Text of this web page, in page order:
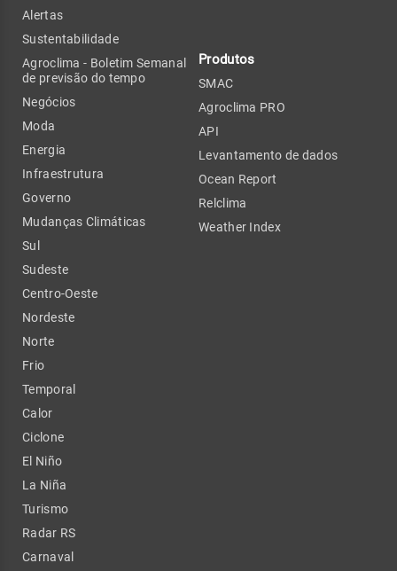
Alertas
Sustentabilidade
Agroclima - Boletim Semanal
de previsão do tempo
Negócios
Moda
Energia
Infraestrutura
Governo
Mudanças Climáticas
Sul
Sudeste
Centro-Oeste
Nordeste
Norte
Frio
Temporal
Calor
Ciclone
El Niño
La Niña
Turismo
Radar RS
Carnaval
Produtos
SMAC
Agroclima PRO
API
Levantamento de dados
Ocean Report
Relclima
Weather Index